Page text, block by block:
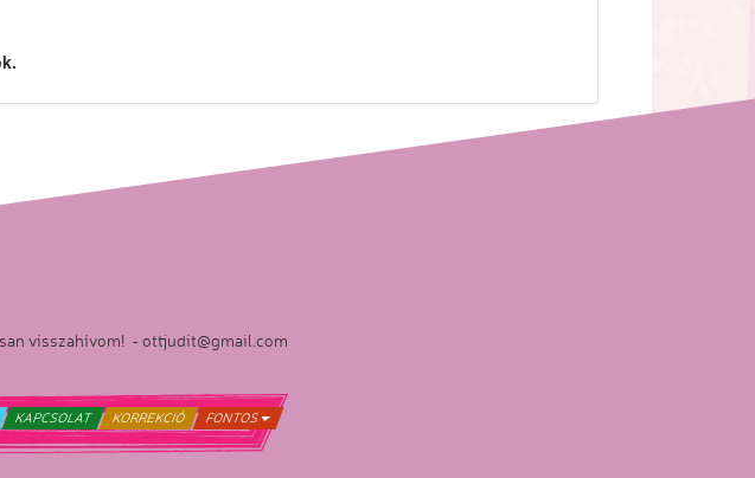
visszahívom! - ottjudit@gmail.com
KAPCSOLAT KORREKCIÓ FONTOS